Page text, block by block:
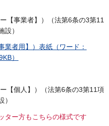
【事業者】）（法第6条の3第11
設）
業者用】）表紙（ワード：
）
【個人】）（法第6条の3第11項
ター方もこちらの様式です